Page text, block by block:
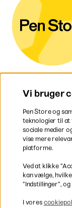
Vi bruger
Pen Store og
teknologier til at
sociale medier
vise mere
platforme.
Ved at klikke
kan vælge,
”Indstillinger”,
I vores